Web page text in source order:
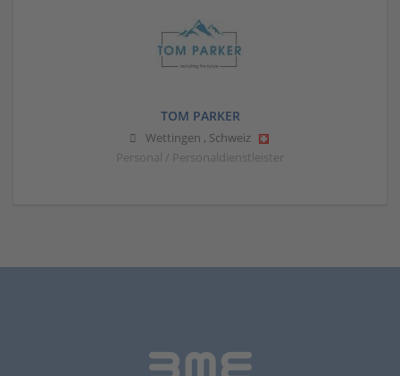
TOM PARKER
Wettingen , Schweiz
Personal / Personaldienstleister